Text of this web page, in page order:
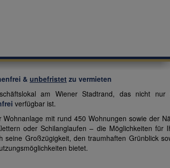
& unbefristet zu vermieten
am Wiener Stadtrand, das nicht nur
verfügbar ist.
mit rund 450 Wohnungen sowie der
oder Schilanglaufen – die Möglichkeiten für
Großzügigkeit, den traumhaften Grünblick
bietet.